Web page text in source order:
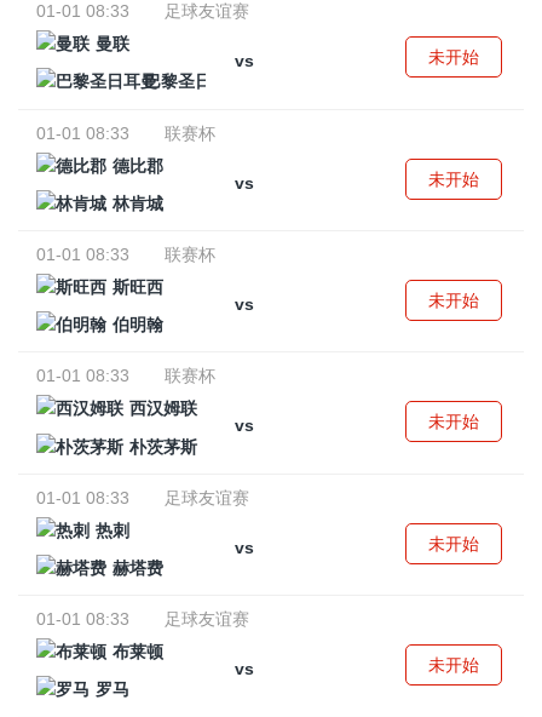
01-01 08:33
足球友谊赛
曼联
vs
巴黎圣日耳曼
未开始
01-01 08:33
联赛杯
德比郡
vs
林肯城
未开始
01-01 08:33
联赛杯
斯旺西
vs
伯明翰
未开始
01-01 08:33
联赛杯
西汉姆联
vs
朴茨茅斯
未开始
01-01 08:33
足球友谊赛
热刺
vs
赫塔费
未开始
01-01 08:33
足球友谊赛
布莱顿
vs
罗马
未开始